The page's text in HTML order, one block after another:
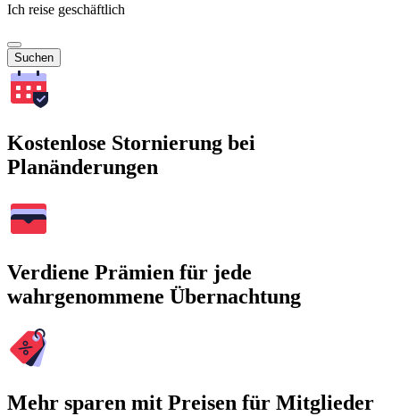
Ich reise geschäftlich
Suchen
Kostenlose Stornierung bei
Planänderungen
Verdiene Prämien für jede
wahrgenommene Übernachtung
Mehr sparen mit Preisen für Mitglieder